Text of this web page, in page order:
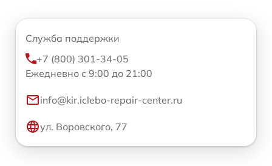
Служба поддержки
+7 (800) 301-34-05
Ежедневно с 9:00 до 21:00
info@kir.iclebo-repair-center.ru
ул. Воровского, 77